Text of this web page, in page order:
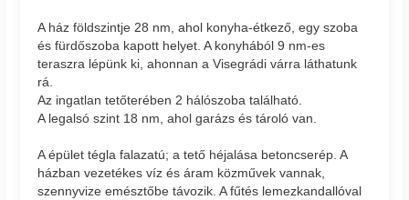
A ház földszintje 28 nm, ahol konyha-étkező, egy szoba
és fürdőszoba kapott helyet. A konyhából 9 nm-es
teraszra lépünk ki, ahonnan a Visegrádi várra láthatunk
rá.
Az ingatlan tetőterében 2 hálószoba található.
A legalsó szint 18 nm, ahol garázs és tároló van.
A épület tégla falazatú; a tető héjalása betoncserép. A
házban vezetékes víz és áram közművek vannak,
szennyvize emésztőbe távozik. A fűtés lemezkandallóval